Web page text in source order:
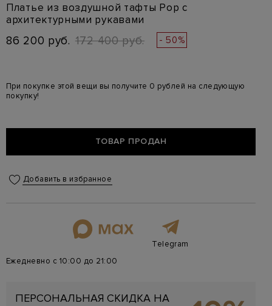
Платье из воздушной тафты Pop с
архитектурными рукавами
86 200 руб. 172 400 руб. - 50%
При покупке этой вещи вы получите 0 рублей на следующую
покупку!
ТОВАР ПРОДАН
Добавить в избранное
Telegram
Ежедневно с 10:00 до 21:00
ПЕРСОНАЛЬНАЯ СКИДКА НА